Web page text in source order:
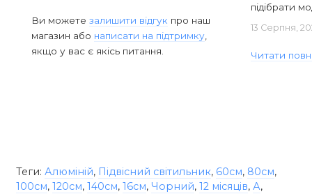
Ви можете залишити відгук про наш
магазин або написати на підтримку,
якщо у вас є якісь питання.
підібрати
13 Серпня,
Читати
Теги: Алюміній, Підвісний світильник, 60см, 80см,
100см, 120см, 140см, 16см, Чорний, 12 місяців, А,